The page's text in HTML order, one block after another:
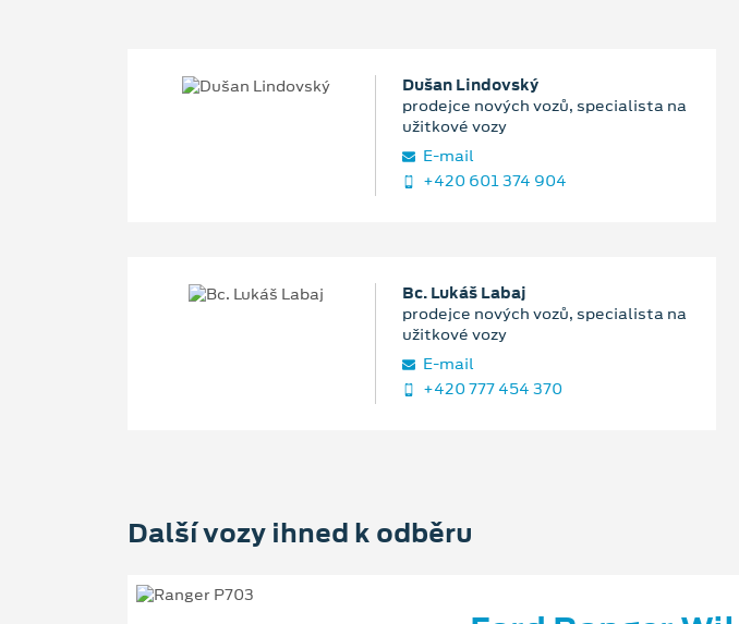
Dušan Lindovský
prodejce nových vozů, specialista na
užitkové vozy
E‑mail
+420 601 374 904
Bc. Lukáš Labaj
prodejce nových vozů, specialista na
užitkové vozy
E‑mail
+420 777 454 370
Další vozy ihned k odběru